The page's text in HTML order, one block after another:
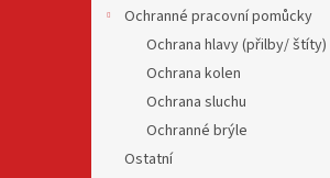
Ochranné pracovní pomůcky
Ochrana hlavy (přilby/ štíty)
Ochrana kolen
Ochrana sluchu
Ochranné brýle
Ostatní